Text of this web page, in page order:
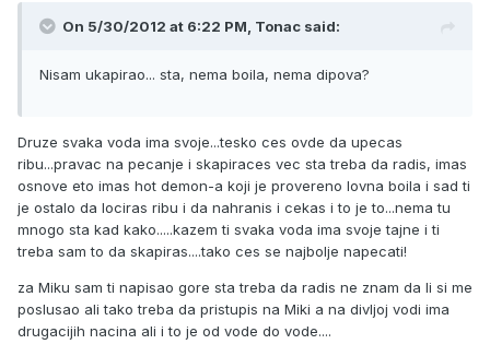
On 5/30/2012 at 6:22 PM, Tonac said:
Nisam ukapirao... sta, nema boila, nema dipova?
Druze svaka voda ima svoje...tesko ces ovde da upecas
ribu...pravac na pecanje i skapiraces vec sta treba da radis, imas
osnove eto imas hot demon-a koji je provereno lovna boila i sad ti
je ostalo da lociras ribu i da nahranis i cekas i to je to...nema tu
mnogo sta kad kako.....kazem ti svaka voda ima svoje tajne i ti
treba sam to da skapiras....tako ces se najbolje napecati!
za Miku sam ti napisao gore sta treba da radis ne znam da li si me
poslusao ali tako treba da pristupis na Miki a na divljoj vodi ima
drugacijih nacina ali i to je od vode do vode....